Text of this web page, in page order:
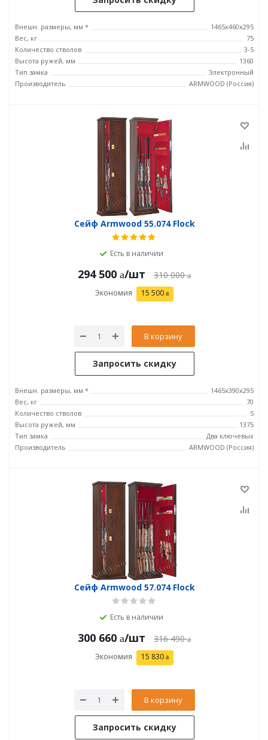
Внешн. размеры, мм *
1465х460х295
Вес, кг
75
Количество стволов
3-5
Высота ружей, мм
1360
Тип замка
Электронный
Производитель
ARMWOOD (Россия)
Сейф Armwood 55.074 Flock
Есть в наличии
294 500 /шт 310 000
Экономия 15 500
В корзину
Запросить скидку
Внешн. размеры, мм *
1465х390х295
Вес, кг
70
Количество стволов
5
Высота ружей, мм
1375
Тип замка
Два ключевых
Производитель
ARMWOOD (Россия)
Сейф Armwood 57.074 Flock
Есть в наличии
300 660 /шт 316 490
Экономия 15 830
В корзину
Запросить скидку